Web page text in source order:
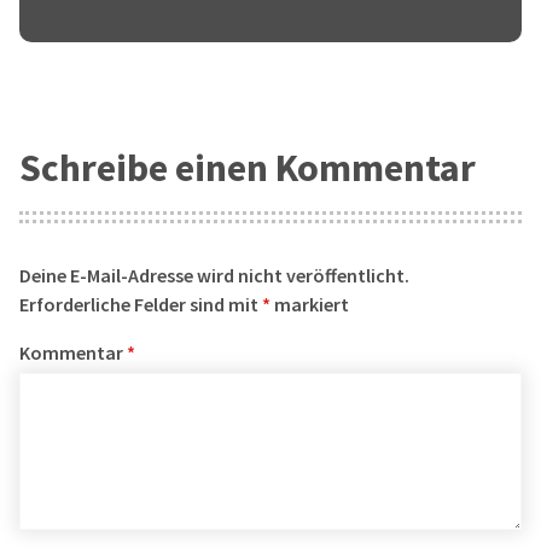
Schreibe einen Kommentar
Deine E-Mail-Adresse wird nicht veröffentlicht.
Erforderliche Felder sind mit * markiert
Kommentar *